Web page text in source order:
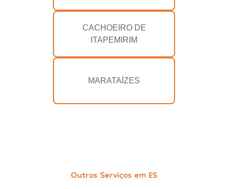
CACHOEIRO DE
ITAPEMIRIM
MARATAÍZES
Outros Serviços em ES